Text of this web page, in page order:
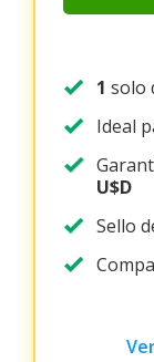
1 solo
Ideal
U$D
Sello